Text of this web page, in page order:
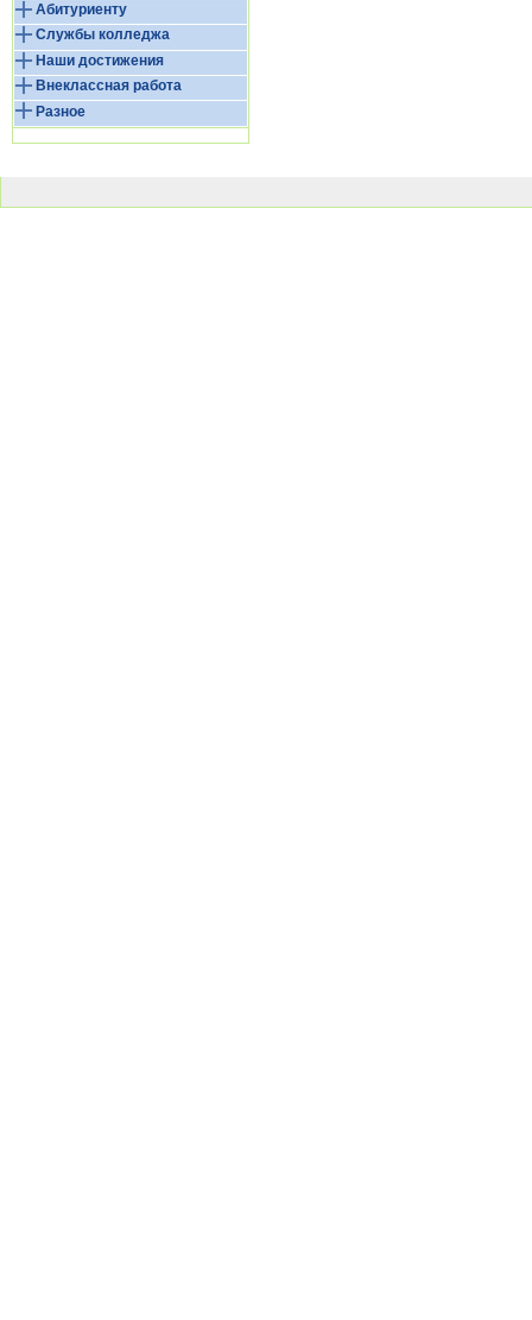
Абитуриенту
Службы колледжа
Наши достижения
Внеклассная работа
Разное